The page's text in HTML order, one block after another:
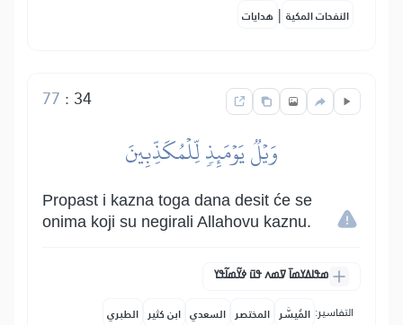
النفحات المكية | هدايات
34
:
77
وَيۡلٞ يَوۡمَئِذٖ لِّلۡمُكَذِّبِينَ
Propast i kazna toga dana desit će se
onima koji su negirali Allahovu kaznu.
ߘߟߊߡߌߘߊ߫ ߜߘߍ ߟߎ߫ ߦߌ߬ߘߊ߬ߟߌ
التفاسير: المُيسَّر المختصر السعدي ابن كثير الطبري